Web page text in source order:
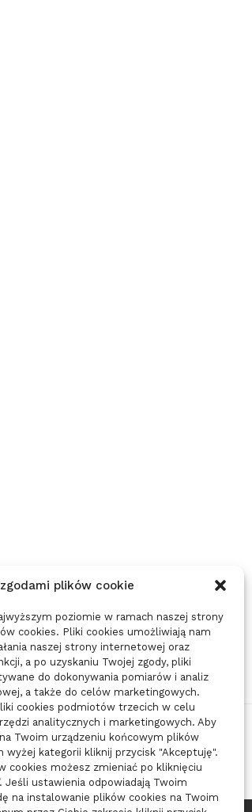
plików cookie
poziomie w ramach naszej strony
cookies. Pliki cookies umożliwiają nam
naszej strony internetowej oraz
a po uzyskaniu Twojej zgody, pliki
do dokonywania pomiarów i analiz
a także do celów marketingowych.
cookies podmiotów trzecich w celu
analitycznych i marketingowych. Aby
Twoim urządzeniu końcowym plików
wyżej kategorii kliknij przycisk "Akceptuję".
cookies możesz zmieniać po kliknięciu
Jeśli ustawienia odpowiadają Twoim
na instalowanie plików cookies na Twoim